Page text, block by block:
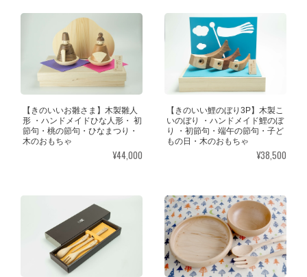
【きのいいお雛さま】木製雛人
形 ・ハンドメイドひな人形・ 初
節句・桃の節句・ひなまつり・
木のおもちゃ
¥44,000
【きのいい鯉のぼり3P】木製こ
いのぼり ・ハンドメイド鯉のぼ
り ・初節句・端午の節句・子ど
もの日・木のおもちゃ
¥38,500